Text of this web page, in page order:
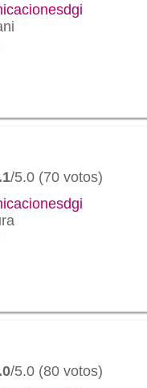
/5.0 (70 votos)
/5.0 (80 votos)